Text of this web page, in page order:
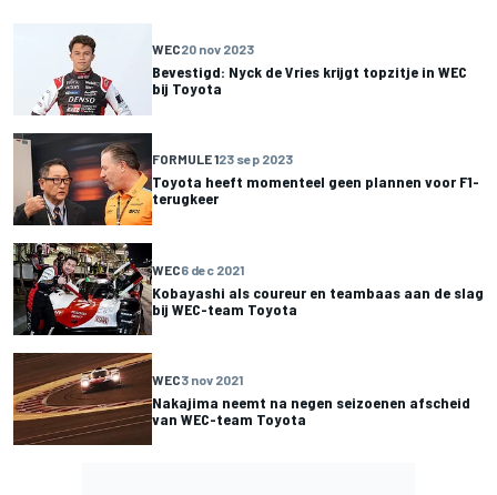
WEC20 nov 2023
Bevestigd: Nyck de Vries krijgt topzitje in WEC
bij Toyota
FORMULE 123 sep 2023
Toyota heeft momenteel geen plannen voor F1-
terugkeer
WEC6 dec 2021
Kobayashi als coureur en teambaas aan de slag
bij WEC-team Toyota
WEC3 nov 2021
Nakajima neemt na negen seizoenen afscheid
van WEC-team Toyota